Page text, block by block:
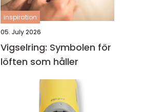
inspiration
05. July 2026
Vigselring: Symbolen för
löften som håller